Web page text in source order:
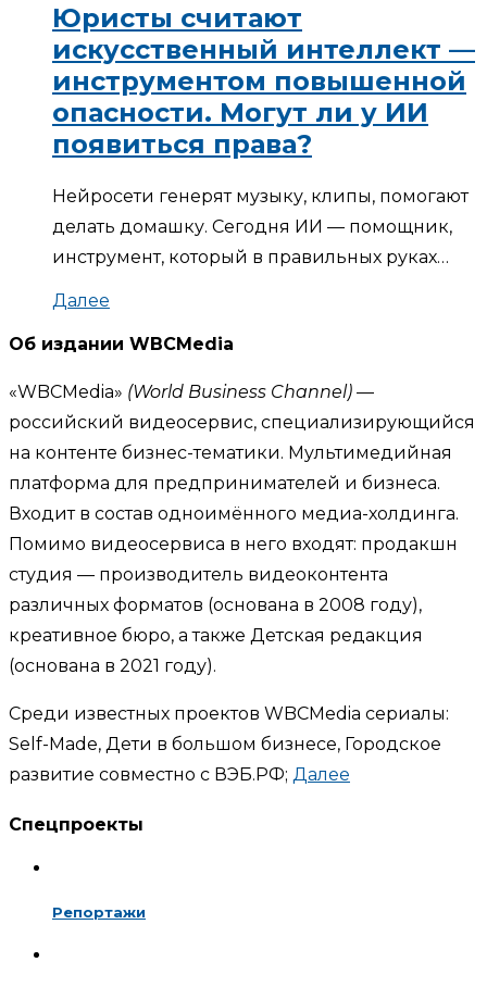
Юристы считают
искусственный интеллект —
инструментом повышенной
опасности. Могут ли у ИИ
появиться права?
Нейросети генерят музыку, клипы, помогают
делать домашку. Сегодня ИИ — помощник,
инструмент, который в правильных руках…
Далее
Об издании WBCMedia
«WBCMedia» (World Business Channel) —
российский видеосервис, специализирующийся
на контенте бизнес-тематики. Мультимедийная
платформа для предпринимателей и бизнеса.
Входит в состав одноимённого медиа-холдинга.
Помимо видеосервиса в него входят: продакшн
студия — производитель видеоконтента
различных форматов (основана в 2008 году),
креативное бюро, а также Детская редакция
(основана в 2021 году).
Среди известных проектов WBCMedia сериалы:
Self-Made, Дети в большом бизнесе, Городское
развитие совместно с ВЭБ.РФ; Далее
Спецпроекты
Репортажи